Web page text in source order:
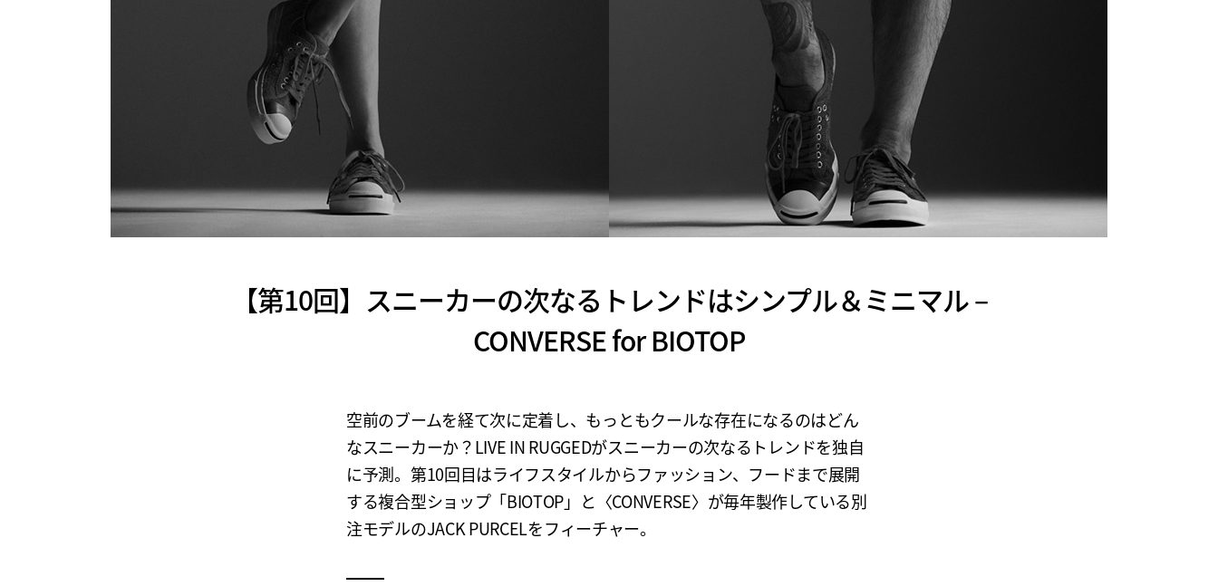
【第10回】スニーカーの次なるトレンドはシンプル＆ミニマル –
CONVERSE for BIOTOP
空前のブームを経て次に定着し、もっともクールな存在になるのはどん
なスニーカーか？LIVE IN RUGGEDがスニーカーの次なるトレンドを独自
に予測。第10回目はライフスタイルからファッション、フードまで展開
する複合型ショップ「BIOTOP」と〈CONVERSE〉が毎年製作している別
注モデルのJACK PURCELをフィーチャー。